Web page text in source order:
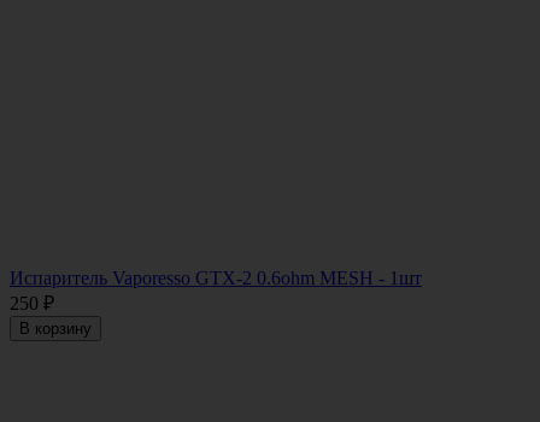
Испаритель Vaporesso GTX-2 0.6ohm MESH - 1шт
250 ₽
В корзину